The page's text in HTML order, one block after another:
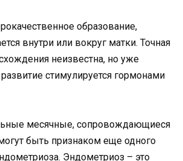
образование,
внутри или вокруг матки. Точная
неизвестна, но уже
стимулируется гормонами
месячные, сопровождающиеся
быть признаком еще одного
Эндометриоз – это